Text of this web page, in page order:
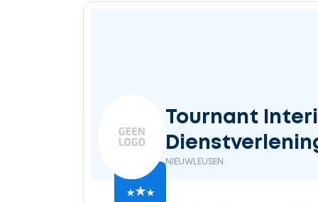
Tournant
NIEUWLEUSEN